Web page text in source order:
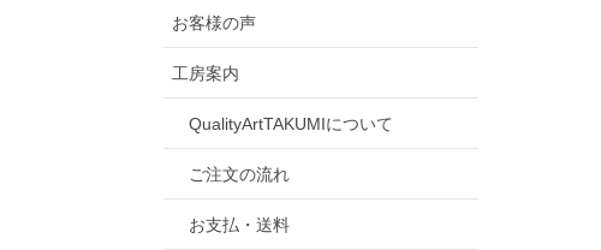
お客様の声
工房案内
QualityArtTAKUMIについて
ご注文の流れ
お支払・送料